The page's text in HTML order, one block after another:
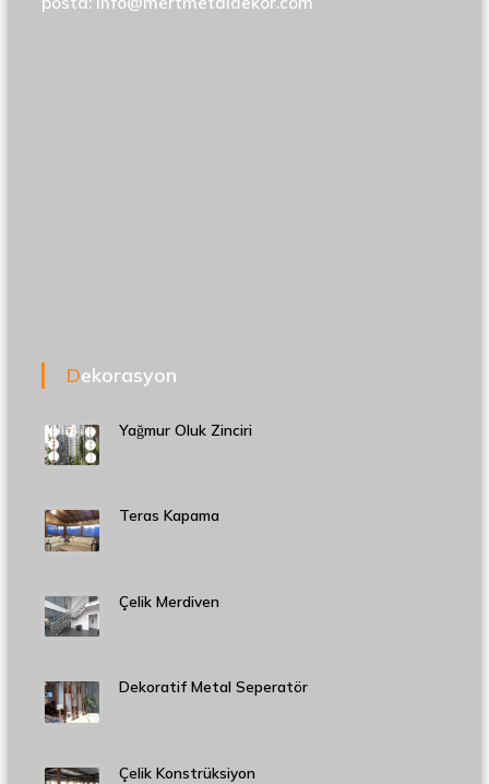
Dekorasyon
Yağmur Oluk Zinciri
Teras Kapama
Çelik Merdiven
Dekoratif Metal Seperatör
Çelik Konstrüksiyon